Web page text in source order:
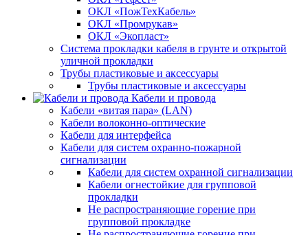
ОКЛ «ПожТехКабель»
ОКЛ «Промрукав»
ОКЛ «Экопласт»
Система прокладки кабеля в грунте и открытой
уличной прокладки
Трубы пластиковые и аксессуары
Трубы пластиковые и аксессуары
Кабели и провода
Кабели «витая пара» (LAN)
Кабели волоконно-оптические
Кабели для интерфейса
Кабели для систем охранно-пожарной
сигнализации
Кабели для систем охранной сигнализации
Кабели огнестойкие для групповой
прокладки
Не распространяющие горение при
групповой прокладке